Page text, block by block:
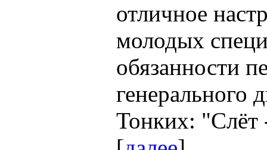
отличное
молодых
обязанности
генерального
Тонких: "Слёт